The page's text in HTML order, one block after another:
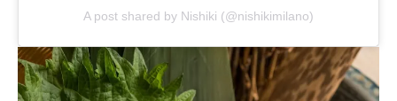
A post shared by Nishiki (@nishikimilano)